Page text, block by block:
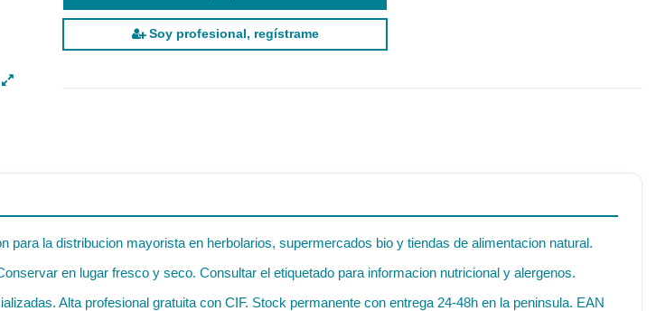
Soy profesional, regístrame
para la distribucion mayorista en herbolarios, supermercados bio y tiendas de alimentacion natural.
en lugar fresco y seco. Consultar el etiquetado para informacion nutricional y alergenos.
Alta profesional gratuita con CIF. Stock permanente con entrega 24-48h en la peninsula. EAN